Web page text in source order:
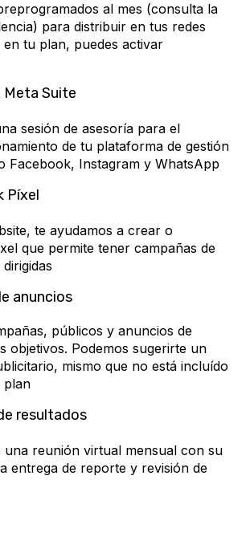
al mes (consulta la
para distribuir en tus redes
en tu plan, puedes activar
Meta Suite
sesión de asesoría para el
de tu plataforma de gestión
Facebook, Instagram y WhatsApp
Píxel
te ayudamos a crear o
que permite tener campañas de
anuncios
públicos y anuncios de
objetivos. Podemos sugerirte un
mismo que no está incluído
plan
resultados
una reunión virtual mensual con su
entrega de reporte y revisión de